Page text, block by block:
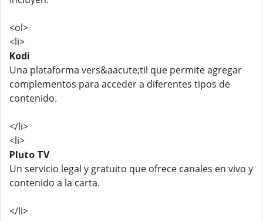
<ol>
<li>
Kodi
Una plataforma vers&aacute;til que permite agregar
complementos para acceder a diferentes tipos de
contenido.
</li>
<li>
Pluto TV
Un servicio legal y gratuito que ofrece canales en vivo y
contenido a la carta.
</li>